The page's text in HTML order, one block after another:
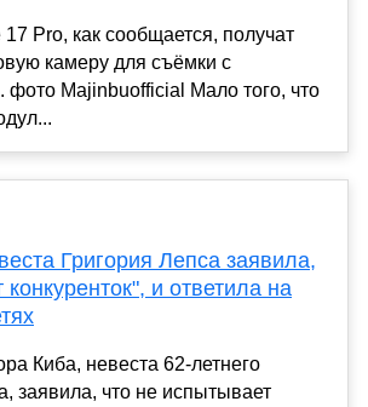
Pro, как сообщается, получат
камеру для съёмки с
фото Majinbuofficial Мало того, что
Григория Лепса заявила,
конкуренток", и ответила на
Киба, невеста 62-летнего
заявила, что не испытывает